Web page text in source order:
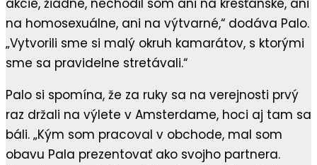
akcie, žiadne, nechodil som ani na kresťanské, ani
na homosexuálne, ani na výtvarné,“ dodáva Palo.
„Vytvorili sme si malý okruh kamarátov, s ktorými
sme sa pravidelne stretávali.“
Palo si spomína, že za ruky sa na verejnosti prvý
raz držali na výlete v Amsterdame, hoci aj tam sa
báli. „Kým som pracoval v obchode, mal som
obavu Pala prezentovať ako svojho partnera.